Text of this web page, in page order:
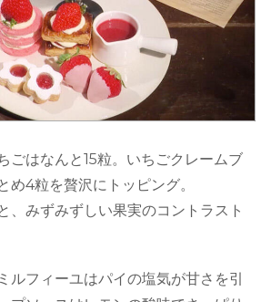
ごはなんと15粒。いちごクレームブ
め4粒を贅沢にトッピング。
、みずみずしい果実のコントラスト
ルフィーユはパイの塩気が甘さを引